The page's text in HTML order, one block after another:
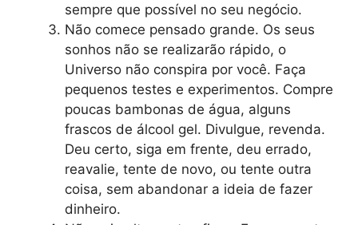
sempre que possível no seu negócio.
Não comece pensado grande. Os seus
sonhos não se realizarão rápido, o
Universo não conspira por você. Faça
pequenos testes e experimentos. Compre
poucas bambonas de água, alguns
frascos de álcool gel. Divulgue, revenda.
Deu certo, siga em frente, deu errado,
reavalie, tente de novo, ou tente outra
coisa, sem abandonar a ideia de fazer
dinheiro.